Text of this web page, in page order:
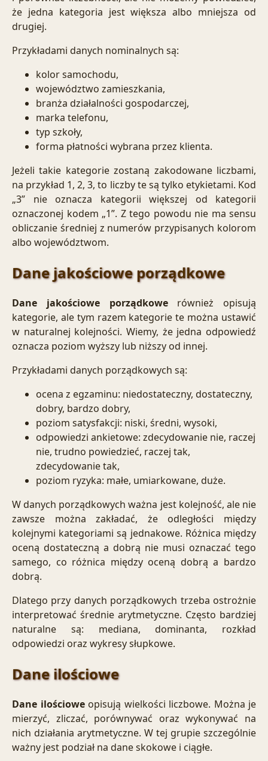
że jedna kategoria jest większa albo mniejsza od
drugiej.
Przykładami danych nominalnych są:
kolor samochodu,
województwo zamieszkania,
branża działalności gospodarczej,
marka telefonu,
typ szkoły,
forma płatności wybrana przez klienta.
Jeżeli takie kategorie zostaną zakodowane liczbami,
na przykład 1, 2, 3, to liczby te są tylko etykietami. Kod
„3” nie oznacza kategorii większej od kategorii
oznaczonej kodem „1”. Z tego powodu nie ma sensu
obliczanie średniej z numerów przypisanych kolorom
albo województwom.
Dane jakościowe porządkowe
Dane jakościowe porządkowerównież opisują
kategorie, ale tym razem kategorie te można ustawić
w naturalnej kolejności. Wiemy, że jedna odpowiedź
oznacza poziom wyższy lub niższy od innej.
Przykładami danych porządkowych są:
ocena z egzaminu: niedostateczny, dostateczny,
dobry, bardzo dobry,
poziom satysfakcji: niski, średni, wysoki,
odpowiedzi ankietowe: zdecydowanie nie, raczej
nie, trudno powiedzieć, raczej tak,
zdecydowanie tak,
poziom ryzyka: małe, umiarkowane, duże.
W danych porządkowych ważna jest kolejność, ale nie
zawsze można zakładać, że odległości między
kolejnymi kategoriami są jednakowe. Różnica między
oceną dostateczną a dobrą nie musi oznaczać tego
samego, co różnica między oceną dobrą a bardzo
dobrą.
Dlatego przy danych porządkowych trzeba ostrożnie
interpretować średnie arytmetyczne. Często bardziej
naturalne są: mediana, dominanta, rozkład
odpowiedzi oraz wykresy słupkowe.
Dane ilościowe
Dane ilościoweopisują wielkości liczbowe. Można je
mierzyć, zliczać, porównywać oraz wykonywać na
nich działania arytmetyczne. W tej grupie szczególnie
ważny jest podział na dane skokowe i ciągłe.